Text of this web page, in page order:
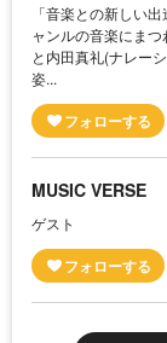
「音楽との新しい
ャンルの音楽にま
と内田真礼(ナレー
姿...
MUSIC VERSE
ゲスト